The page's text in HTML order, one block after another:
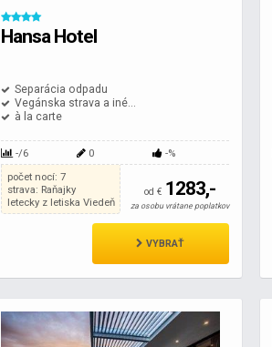
Hansa Hotel
Separácia odpadu
Vegánska strava a iné...
à la carte
-/6 0
-%
počet nocí: 7
strava: Raňajky
letecky z letiska Viedeň
od € 1283,-
za osobu vrátane poplatkov
VYBRAŤ